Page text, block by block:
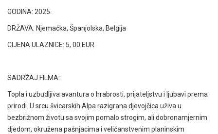
GODINA: 2025.
DRŽAVA: Njemačka, Španjolska, Belgija
CIJENA ULAZNICE: 5, 00 EUR
SADRŽAJ FILMA:
Topla i uzbudljiva avantura o hrabrosti, prijateljstvu i ljubavi prema
prirodi. U srcu švicarskih Alpa razigrana djevojčica uživa u
bezbrižnom životu sa svojim pomalo strogim, ali dobronamjernim
djedom, okružena pašnjacima i veličanstvenim planinskim